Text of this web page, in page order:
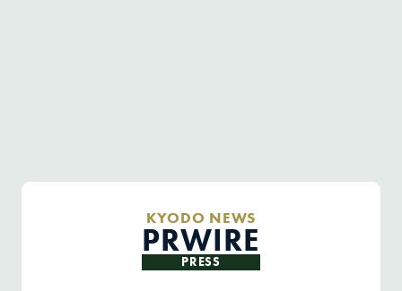
KYODO NEWS
PRWIRE
PRESS